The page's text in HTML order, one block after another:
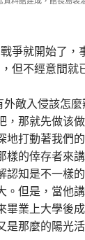
爭就開始了，
但不經意間就
敵入侵該怎麼
，那就先做该
地打動著我們
樣的倖存者來
認知是不一樣
。但是，當他
畢業上大學後
是那麼的陽光活